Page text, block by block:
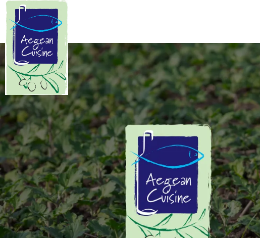
Manifesto
Κυκλαδίτικης Κουζίνας
Οι Κυκλάδες είναι μια χούφτα
ανεμοδαρμένα, θαλασσοδαρμένα
και μοναδικής ομορφιάς νησιά
καταμεσής του Αιγαίου. Ο μύθος
θέλει να κάνουν κύκλο γύρω από τη
Δήλο την γενέτειρα του Απόλλωνα
και της Άρτεμης…